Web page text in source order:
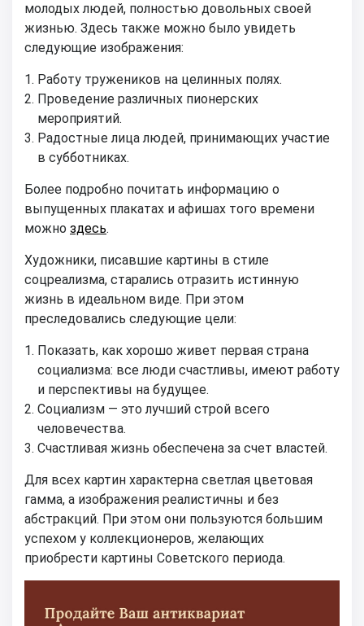
молодых людей, полностью довольных своей
жизнью. Здесь также можно было увидеть
следующие изображения:
Работу тружеников на целинных полях.
Проведение различных пионерских
мероприятий.
Радостные лица людей, принимающих участие
в субботниках.
Более подробно почитать информацию о
выпущенных плакатах и афишах того времени
можно здесь.
Художники, писавшие картины в стиле
соцреализма, старались отразить истинную
жизнь в идеальном виде. При этом
преследовались следующие цели:
Показать, как хорошо живет первая страна
социализма: все люди счастливы, имеют работу
и перспективы на будущее.
Социализм — это лучший строй всего
человечества.
Счастливая жизнь обеспечена за счет властей.
Для всех картин характерна светлая цветовая
гамма, а изображения реалистичны и без
абстракций. При этом они пользуются большим
успехом у коллекционеров, желающих
приобрести картины Советского периода.